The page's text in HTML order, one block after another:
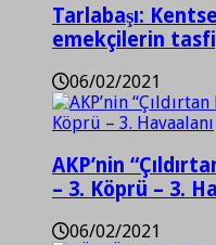
Tarlabaşı:
emekçilerin
06/02/2021
AKP’nin
– 3. Köprü – 3.
06/02/2021